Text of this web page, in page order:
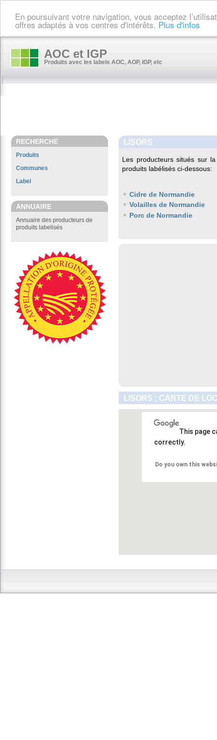
En poursuivant votre navigation, vous acceptez
offres adaptés à vos centres d'intérêts. Plus d'infos
AOC et IGP
Produits avec les labels AOC, AOP, IGP, etc
RECHERCHE
Produits
Communes
Label
ANNUAIRE
Annuaire des producteurs de
produits labelisés
LISORS
Les producteurs situés sur
produits labélisés ci-dessous:
Cidre de Normandie
Volailles de Normandie
Porc de Normandie
LISORS : CARTE DE
This page
correctly.
Do you own this